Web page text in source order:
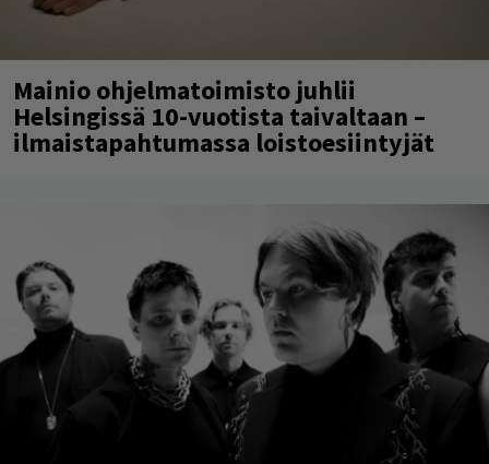
Mainio ohjelmatoimisto juhlii
Helsingissä 10-vuotista taivaltaan –
ilmaistapahtumassa loistoesiintyjät